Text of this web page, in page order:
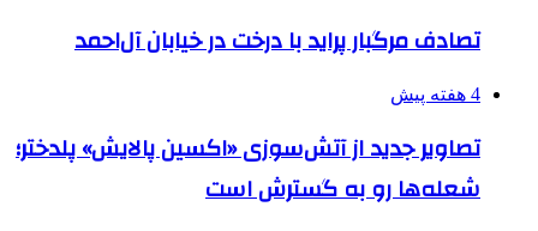
تصادف مرگبار پراید با درخت در خیابان آل‌احمد
4 هفته پیش
تصاویر جدید از آتش‌سوزی «اکسین پالایش» پلدختر؛
شعله‌ها رو به گسترش است